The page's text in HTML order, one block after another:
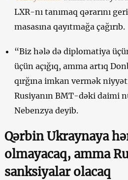
LXR-nı tanımaq qərarını
masasına qayıtmağa çağırıb.
“Biz hələ də diplomatiya
üçün açığıq, amma artıq
qırğına imkan vermək
Rusiyanın BMT-dəki daimi
Nebenzya deyib.
Qərbin Ukraynaya
olmayacaq, amma
sanksiyalar olacaq